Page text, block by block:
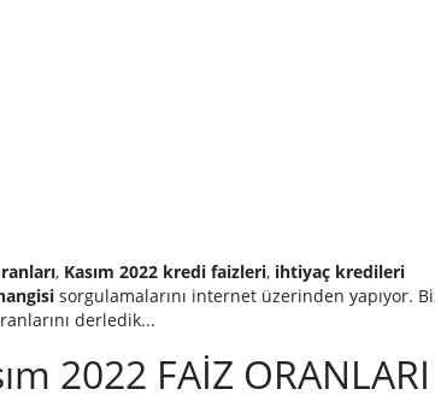
, Kasım 2022 kredi faizleri, ihtiyaç kredileri
sorgulamalarını internet üzerinden yapıyor.
derledik...
2022 FAİZ ORANLARI